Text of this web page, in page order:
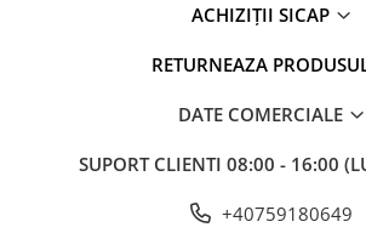
ACHIZIȚII SICAP
RETURNEAZA
DATE COMERCIALE
SUPORT CLIENTI 08:00 - 16:00
+40759180649